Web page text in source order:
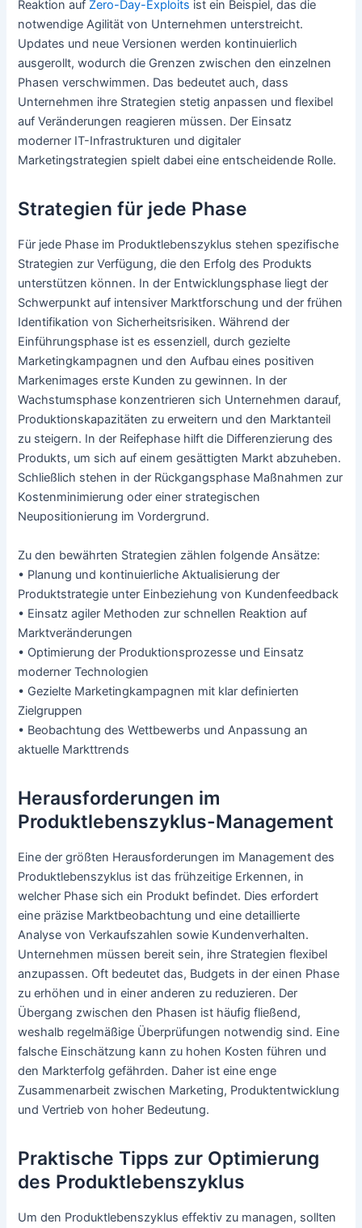
Reaktion auf Zero-Day-Exploits ist ein Beispiel, das die
notwendige Agilität von Unternehmen unterstreicht.
Updates und neue Versionen werden kontinuierlich
ausgerollt, wodurch die Grenzen zwischen den einzelnen
Phasen verschwimmen. Das bedeutet auch, dass
Unternehmen ihre Strategien stetig anpassen und flexibel
auf Veränderungen reagieren müssen. Der Einsatz
moderner IT-Infrastrukturen und digitaler
Marketingstrategien spielt dabei eine entscheidende Rolle.
Strategien für jede Phase
Für jede Phase im Produktlebenszyklus stehen spezifische
Strategien zur Verfügung, die den Erfolg des Produkts
unterstützen können. In der Entwicklungsphase liegt der
Schwerpunkt auf intensiver Marktforschung und der frühen
Identifikation von Sicherheitsrisiken. Während der
Einführungsphase ist es essenziell, durch gezielte
Marketingkampagnen und den Aufbau eines positiven
Markenimages erste Kunden zu gewinnen. In der
Wachstumsphase konzentrieren sich Unternehmen darauf,
Produktionskapazitäten zu erweitern und den Marktanteil
zu steigern. In der Reifephase hilft die Differenzierung des
Produkts, um sich auf einem gesättigten Markt abzuheben.
Schließlich stehen in der Rückgangsphase Maßnahmen zur
Kostenminimierung oder einer strategischen
Neupositionierung im Vordergrund.
Zu den bewährten Strategien zählen folgende Ansätze:
• Planung und kontinuierliche Aktualisierung der
Produktstrategie unter Einbeziehung von Kundenfeedback
• Einsatz agiler Methoden zur schnellen Reaktion auf
Marktveränderungen
• Optimierung der Produktionsprozesse und Einsatz
moderner Technologien
• Gezielte Marketingkampagnen mit klar definierten
Zielgruppen
• Beobachtung des Wettbewerbs und Anpassung an
aktuelle Markttrends
Herausforderungen im
Produktlebenszyklus-Management
Eine der größten Herausforderungen im Management des
Produktlebenszyklus ist das frühzeitige Erkennen, in
welcher Phase sich ein Produkt befindet. Dies erfordert
eine präzise Marktbeobachtung und eine detaillierte
Analyse von Verkaufszahlen sowie Kundenverhalten.
Unternehmen müssen bereit sein, ihre Strategien flexibel
anzupassen. Oft bedeutet das, Budgets in der einen Phase
zu erhöhen und in einer anderen zu reduzieren. Der
Übergang zwischen den Phasen ist häufig fließend,
weshalb regelmäßige Überprüfungen notwendig sind. Eine
falsche Einschätzung kann zu hohen Kosten führen und
den Markterfolg gefährden. Daher ist eine enge
Zusammenarbeit zwischen Marketing, Produktentwicklung
und Vertrieb von hoher Bedeutung.
Praktische Tipps zur Optimierung
des Produktlebenszyklus
Um den Produktlebenszyklus effektiv zu managen, sollten